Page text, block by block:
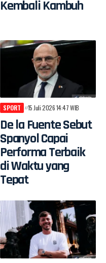
Kembali Kambuh
SPORT 15 Juli 2026 14:47 WIB
De la Fuente Sebut
Spanyol Capai
Performa Terbaik
di Waktu yang
Tepat